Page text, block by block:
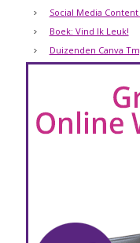
Social Media
Boek: Vind Ik Leuk!
Duizenden Canva